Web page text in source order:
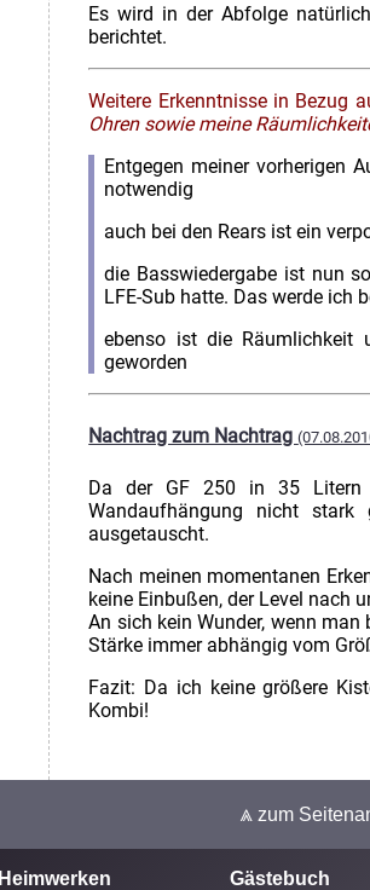
Es wird in der Abfolge
berichtet.
Weitere Erkenntnisse in Bezug
Ohren sowie meine
Entgegen meiner vorherigen
notwendig
auch bei den Rears ist ein
die Basswiedergabe ist nun
LFE-Sub hatte. Das werde ich
ebenso ist die Räumlichkeit
geworden
Nachtrag zum Nachtrag
Da der GF 250 in 35 Litern
Wandaufhängung nicht
ausgetauscht.
Nach meinen momentanen
keine Einbußen, der Level nach
An sich kein Wunder, wenn
Stärke immer abhängig vom
Fazit: Da ich keine größere
Kombi!
⩓ zum
Heimwerken Gästebuch